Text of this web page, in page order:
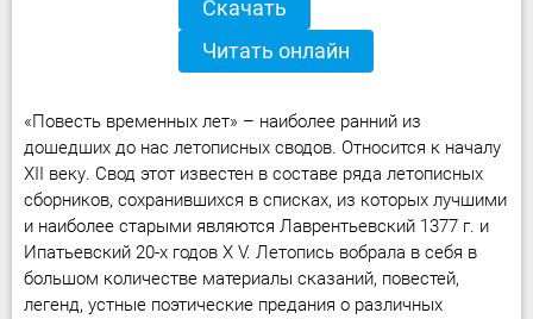
Скачать
Читать онлайн
«Повесть временных лет» – наиболее ранний из
дошедших до нас летописных сводов. Относится к началу
XII веку. Свод этот известен в составе ряда летописных
сборников, сохранившихся в списках, из которых лучшими
и наиболее старыми являются Лаврентьевский 1377 г. и
Ипатьевский 20-х годов Х V. Летопись вобрала в себя в
большом количестве материалы сказаний, повестей,
легенд, устные поэтические предания о различных